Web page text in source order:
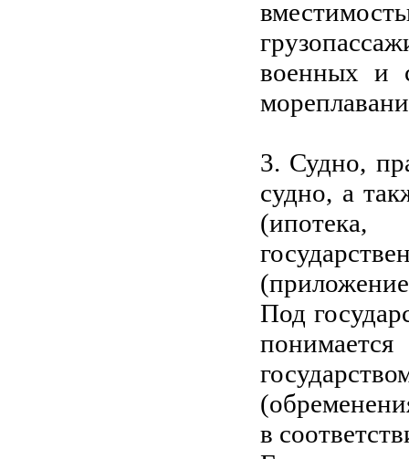
военных и
3. Судно,
судно, а
(ипотека,
Под
в